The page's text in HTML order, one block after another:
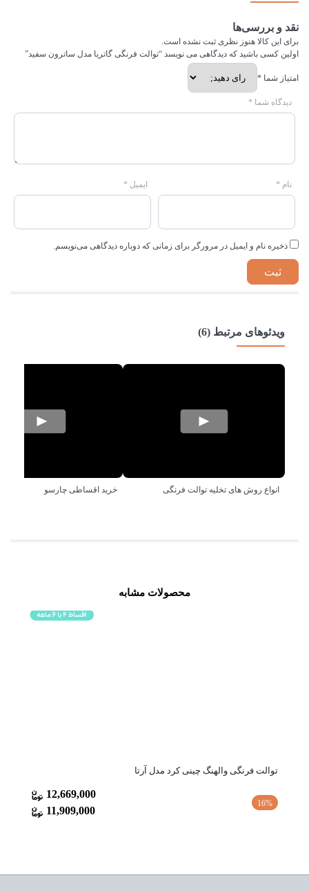
نقد و بررسی‌ها
برای این کالا هنوز نظری ثبت نشده است.
اولین کسی باشید که دیدگاهی می نویسد “توالت فرنگی گاتریا مدل ساترون سفید”
امتیاز شما *
دیدگاه شما *
نام * ایمیل *
ذخیره نام و ایمیل در مرورگر برای زمانی که دوباره دیدگاهی می‌نویسم.
ویدئوهای مرتبط (6)
انواع روش های تخلیه توالت فرنگی خرید اقساطی چارسو
محصولات مشابه
توالت فرنگی والهنگ چینی کرد مدل آرتا
16%
11,909,000
12,669,000